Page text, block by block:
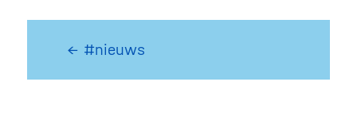
← #nieuws